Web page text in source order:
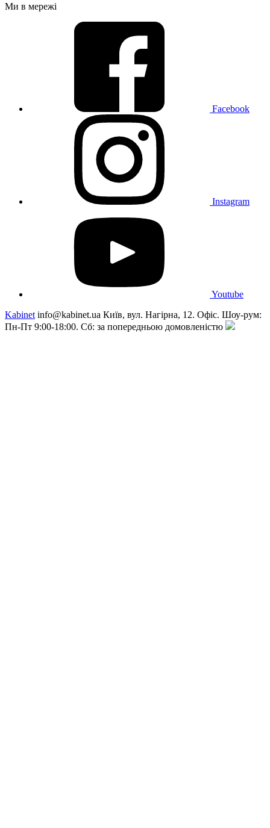
Ми в мережі
Facebook
Instagram
Youtube
Kabinet info@kabinet.ua Київ, вул. Нагірна, 12. Офіс. Шоу-рум:
Пн-Пт 9:00-18:00. Сб: за попередньою домовленістю